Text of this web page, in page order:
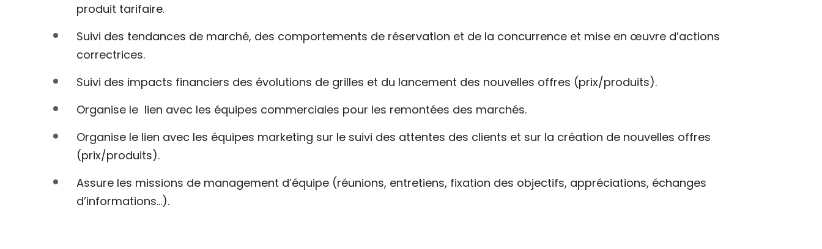
produit tarifaire.
Suivi des tendances de marché, des comportements de réservation et de la concurrence et mise en œuvre d’actions
correctrices.
Suivi des impacts financiers des évolutions de grilles et du lancement des nouvelles offres (prix/produits).
Organise le lien avec les équipes commerciales pour les remontées des marchés.
Organise le lien avec les équipes marketing sur le suivi des attentes des clients et sur la création de nouvelles offres
(prix/produits).
Assure les missions de management d’équipe (réunions, entretiens, fixation des objectifs, appréciations, échanges
d’informations…).